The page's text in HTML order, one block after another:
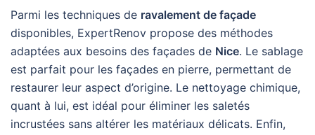
Parmi les techniques de ravalement de façade
disponibles, ExpertRenov propose des méthodes
adaptées aux besoins des façades de Nice. Le sablage
est parfait pour les façades en pierre, permettant de
restaurer leur aspect d’origine. Le nettoyage chimique,
quant à lui, est idéal pour éliminer les saletés
incrustées sans altérer les matériaux délicats. Enfin,